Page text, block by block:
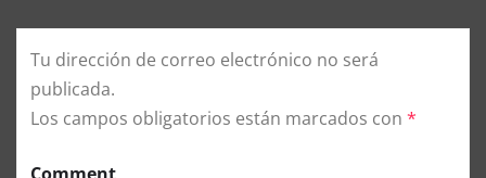
Tu dirección de correo electrónico no será
publicada.
Los campos obligatorios están marcados con *